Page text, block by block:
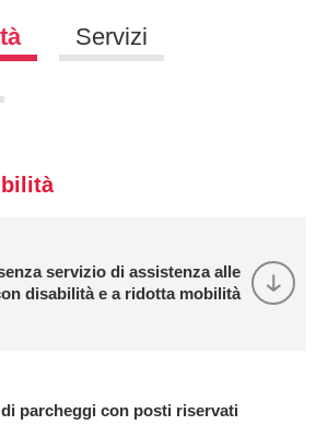
Servizi
servizio di assistenza alle
disabilità e a ridotta mobilità
parcheggi con posti riservati